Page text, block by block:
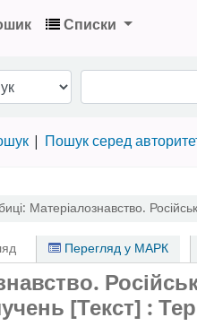
Списки
Пошук серед
Матеріалознавство.
Перегляд у МАРК
[Текст] :